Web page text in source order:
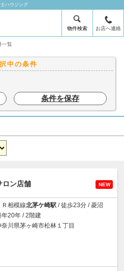
ハウジング
物件検索 お店へ連絡
一覧
中の条件
条件を保存
ロン店舗 NEW
Ｒ相模線北茅ケ崎駅 / 徒歩23分 / 菱沼
年20年 / 2階建
奈川県茅ヶ崎市松林１丁目